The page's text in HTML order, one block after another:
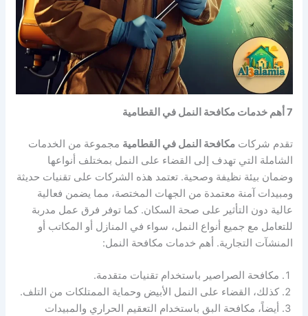
7 أهم خدمات مكافحة النمل في القطامية
تقدم شركاتمكافحة النمل في القطامية مجموعة من الخدمات
الشاملة التي تهدف إلى القضاء على النمل بمختلف أنواعها
وضمان بيئة نظيفة وصحية. تعتمد هذه الشركات على تقنيات حديثة
ومبيدات آمنة معتمدة من الجهات المختصة، مما يضمن فعالية
عالية دون التأثير على صحة السكان. كما توفر فرق عمل مدربة
للتعامل مع جميع أنواع النمل، سواء في المنازل أو المكاتب أو
المنشآت التجارية. أهم خدمات مكافحة النمل:
مكافحة الصراصير باستخدام تقنيات متقدمة.
كذلك، القضاء على النمل الأبيض وحماية الممتلكات من التلف.
أيضاً، مكافحة البق باستخدام التعقيم الحراري والمبيدات